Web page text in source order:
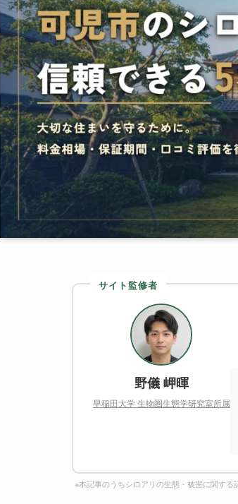
サイト監修者
野儀 岬暉
早稲田大学 生物圏生態学研究室所属
※本記事のうちシロアリの生態・被害に関する